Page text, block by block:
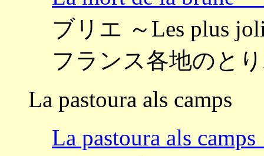
ブリエ ～Les plus
フランス各地のと
La pastoura als camps
La pastoura als